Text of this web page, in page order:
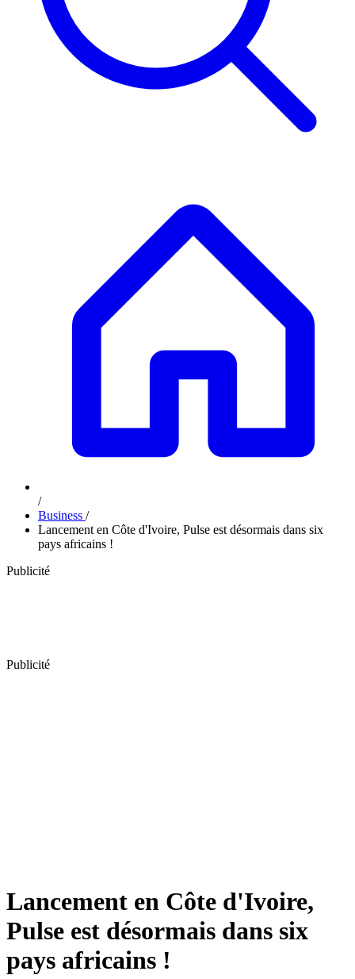
/
Business /
Lancement en Côte d'Ivoire, Pulse est désormais dans six
pays africains !
Publicité
Publicité
Lancement en Côte d'Ivoire,
Pulse est désormais dans six
pays africains !